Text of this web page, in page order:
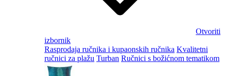
Otvoriti
izbornik
Rasprodaja ručnika i kupaonskih ručnika Kvalitetni
ručnici za plažu Turban Ručnici s božićnom tematikom